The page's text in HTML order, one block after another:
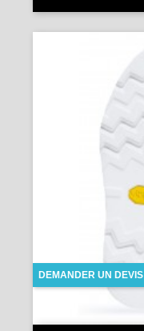
DEMANDER UN DEVIS